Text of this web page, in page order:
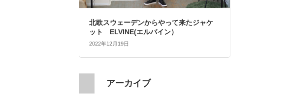
北欧スウェーデンからやって来たジャケ
ット ELVINE(エルバイン）
2022年12月19日
アーカイブ